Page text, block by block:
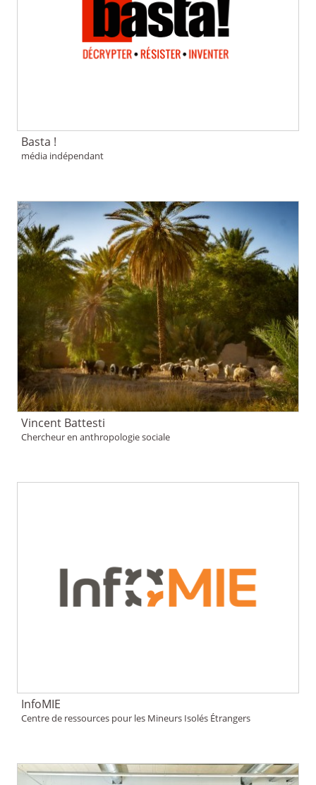
Basta !
média indépendant
Vincent Battesti
Chercheur en anthropologie sociale
InfoMIE
Centre de ressources pour les Mineurs Isolés Étrangers